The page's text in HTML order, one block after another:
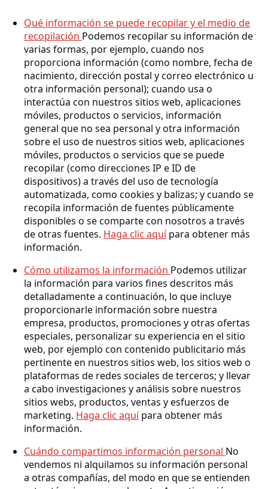
Qué información se puede recopilar y el medio de
recopilación Podemos recopilar su información de
varias formas, por ejemplo, cuando nos
proporciona información (como nombre, fecha de
nacimiento, dirección postal y correo electrónico u
otra información personal); cuando usa o
interactúa con nuestros sitios web, aplicaciones
móviles, productos o servicios, información
general que no sea personal y otra información
sobre el uso de nuestros sitios web, aplicaciones
móviles, productos o servicios que se puede
recopilar (como direcciones IP e ID de
dispositivos) a través del uso de tecnología
automatizada, como cookies y balizas; y cuando se
recopila información de fuentes públicamente
disponibles o se comparte con nosotros a través
de otras fuentes. Haga clic aquípara obtener más
información.
Cómo utilizamos la información Podemos utilizar
la información para varios fines descritos más
detalladamente a continuación, lo que incluye
proporcionarle información sobre nuestra
empresa, productos, promociones y otras ofertas
especiales, personalizar su experiencia en el sitio
web, por ejemplo con contenido publicitario más
pertinente en nuestros sitios web, los sitios web o
plataformas de redes sociales de terceros; y llevar
a cabo investigaciones y análisis sobre nuestros
sitios webs, productos, ventas y esfuerzos de
marketing. Haga clic aquípara obtener más
información.
Cuándo compartimos información personal No
vendemos ni alquilamos su información personal
a otras compañías, del modo en que se entienden